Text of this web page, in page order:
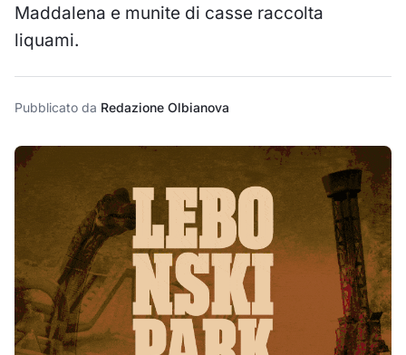
Maddalena e munite di casse raccolta
liquami.
Pubblicato da Redazione Olbianova